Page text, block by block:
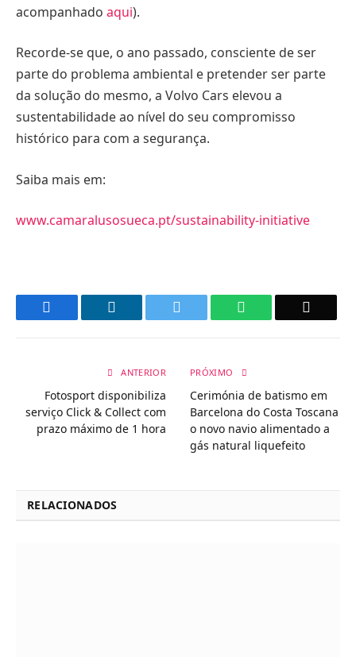
acompanhado aqui).
Recorde-se que, o ano passado, consciente de ser
parte do problema ambiental e pretender ser parte
da solução do mesmo, a Volvo Cars elevou a
sustentabilidade ao nível do seu compromisso
histórico para com a segurança.
Saiba mais em:
www.camaralusosueca.pt/sustainability-initiative
WhatsApp
ANTERIOR
Fotosport disponibiliza
serviço Click & Collect com
prazo máximo de 1 hora
PRÓXIMO
Cerimónia de batismo em
Barcelona do Costa Toscana
o novo navio alimentado a
gás natural liquefeito
RELACIONADOS